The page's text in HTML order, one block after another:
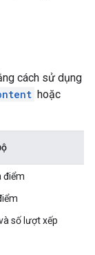
cách sử dụng
hoặc
điểm
số lượt xếp